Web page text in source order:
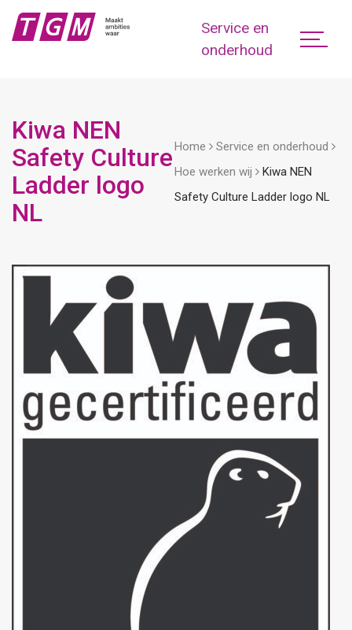
Service en
onderhoud
Kiwa NEN
Safety Culture
Ladder logo
NL
Home
Service en onderhoud
Hoe werken wij
Kiwa NEN
Safety Culture Ladder logo NL